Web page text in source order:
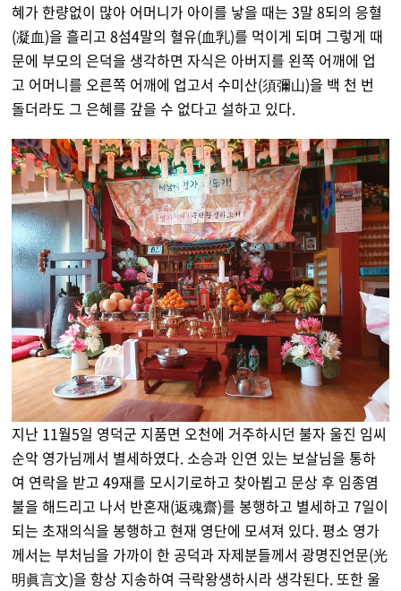
혜가 한량없이 많아 어머니가 아이를 낳을 때는 3말 8되의 응혈
(凝血)을 흘리고 8섬4말의 혈유(血乳)를 먹이게 되며 그렇게 때
문에 부모의 은덕을 생각하면 자식은 아버지를 왼쪽 어깨에 업
고 어머니를 오른쪽 어깨에 업고서 수미산(須彌山)을 백 천 번
돌더라도 그 은혜를 갚을 수 없다고 설하고 있다.
지난 11월5일 영덕군 지품면 오천에 거주하시던 불자 울진 임씨
순악 영가님께서 별세하였다. 소승과 인연 있는 보살님을 통하
여 연락을 받고 49재를 모시기로하고 찾아뵙고 문상 후 임종염
불을 해드리고 나서 반혼재(返魂齋)를 봉행하고 별세하고 7일이
되는 초재의식을 봉행하고 현재 영단에 모셔져 있다. 평소 영가
께서는 부처님을 가까이 한 공덕과 자제분들께서 광명진언문(光
明眞言文)을 항상 지송하여 극락왕생하시라 생각된다. 또한 울